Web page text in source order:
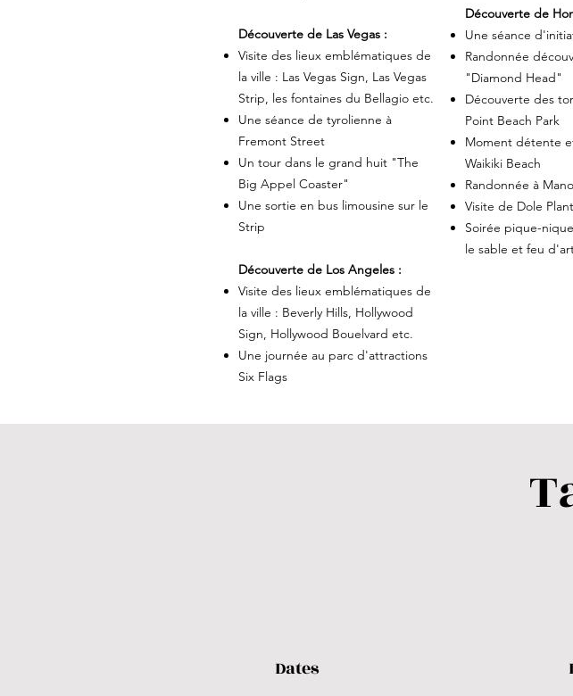
Découverte de Las Vegas :
Visite des lieux emblématiques de
la ville : Las Vegas Sign, Las Vegas
Strip, les fontaines du Bellagio etc.
Une séance de tyrolienne à
Fremont Street
Un tour dans le grand huit "The
Big Appel Coaster"
Une sortie en bus limousine sur le
Strip
Découverte de Los Angeles :
Visite des lieux emblématiques de
la ville : Beverly Hills, Hollywood
Sign, Hollywood Bouelvard etc.
Une journée au parc d'attractions
Six Flags
Découverte de
Une séance
Randonnée
"Diamond Head"
Découverte des
Point Beach Park
Moment détente
Waikiki Beach
Randonnée à
Visite de Dole
Soirée pique-
le sable et feu
Dates